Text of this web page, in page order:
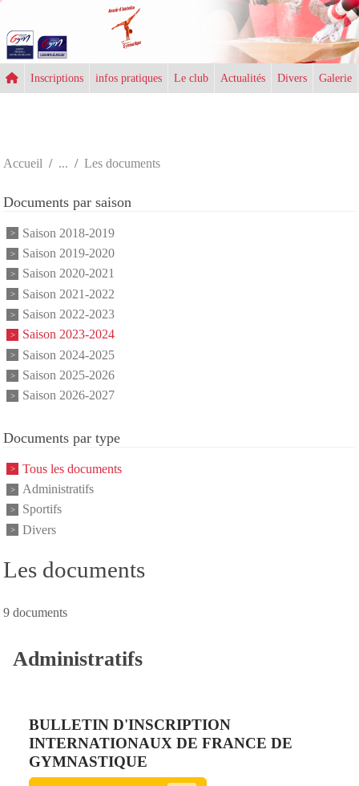
Inscriptions infos pratiques Le club Actualités Divers Galerie
Accueil Les documents
Les documents
9 documents
Administratifs
BULLETIN D'INSCRIPTION
INTERNATIONAUX DE FRANCE DE
GYMNASTIQUE
Documents par saison
Saison 2018-2019
Saison 2019-2020
Saison 2020-2021
Saison 2021-2022
Saison 2022-2023
Saison 2023-2024
Saison 2024-2025
Saison 2025-2026
Saison 2026-2027
Documents par type
Tous les documents
Administratifs
Sportifs
Divers
Panneau de gestion des cookies